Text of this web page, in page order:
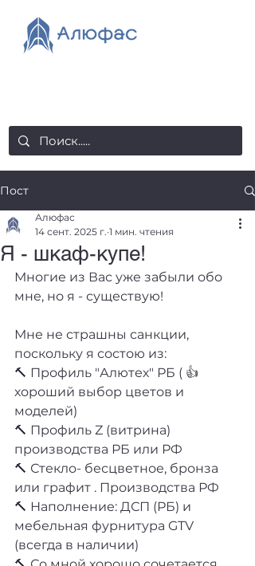
Пост
Я - шкаф-купе!
Алюфас
14 сент. 2025 г. 1 мин. чтения
Многие из Вас уже забыли обо
мне, но я - существую!
Мне не страшны санкции,
поскольку я состою из:
🔨 Профиль "Алютех" РБ ( 👍
хороший выбор цветов и
моделей)
🔨 Профиль Z (витрина)
производства РБ или РФ
🔨 Стекло- бесцветное, бронза
или графит . Производства РФ
🔨 Наполнение: ДСП (РБ) и
мебельная фурнитура GTV
(всегда в наличии)